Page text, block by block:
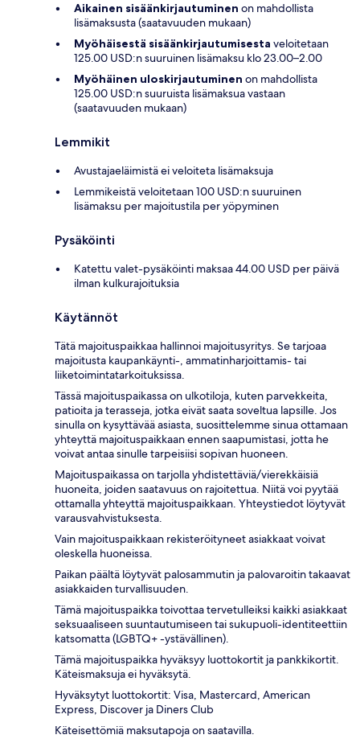
Aikainen sisäänkirjautuminen on mahdollista
lisämaksusta (saatavuuden mukaan)
Myöhäisestä sisäänkirjautumisesta veloitetaan
125.00 USD:n suuruinen lisämaksu klo 23.00–2.00
Myöhäinen uloskirjautuminen on mahdollista
125.00 USD:n suuruista lisämaksua vastaan
(saatavuuden mukaan)
Lemmikit
Avustajaeläimistä ei veloiteta lisämaksuja
Lemmikeistä veloitetaan 100 USD:n suuruinen
lisämaksu per majoitustila per yöpyminen
Pysäköinti
Katettu valet-pysäköinti maksaa 44.00 USD per päivä
ilman kulkurajoituksia
Käytännöt
Tätä majoituspaikkaa hallinnoi majoitusyritys. Se tarjoaa
majoitusta kaupankäynti-, ammatinharjoittamis- tai
liiketoimintatarkoituksissa.
Tässä majoituspaikassa on ulkotiloja, kuten parvekkeita,
patioita ja terasseja, jotka eivät saata soveltua lapsille. Jos
sinulla on kysyttävää asiasta, suosittelemme sinua ottamaan
yhteyttä majoituspaikkaan ennen saapumistasi, jotta he
voivat antaa sinulle tarpeisiisi sopivan huoneen.
Majoituspaikassa on tarjolla yhdistettäviä/vierekkäisiä
huoneita, joiden saatavuus on rajoitettua. Niitä voi pyytää
ottamalla yhteyttä majoituspaikkaan. Yhteystiedot löytyvät
varausvahvistuksesta.
Vain majoituspaikkaan rekisteröityneet asiakkaat voivat
oleskella huoneissa.
Paikan päältä löytyvät palosammutin ja palovaroitin takaavat
asiakkaiden turvallisuuden.
Tämä majoituspaikka toivottaa tervetulleiksi kaikki asiakkaat
seksuaaliseen suuntautumiseen tai sukupuoli-identiteettiin
katsomatta (LGBTQ+ -ystävällinen).
Tämä majoituspaikka hyväksyy luottokortit ja pankkikortit.
Käteismaksuja ei hyväksytä.
Hyväksytyt luottokortit: Visa, Mastercard, American
Express, Discover ja Diners Club
Käteisettömiä maksutapoja on saatavilla.